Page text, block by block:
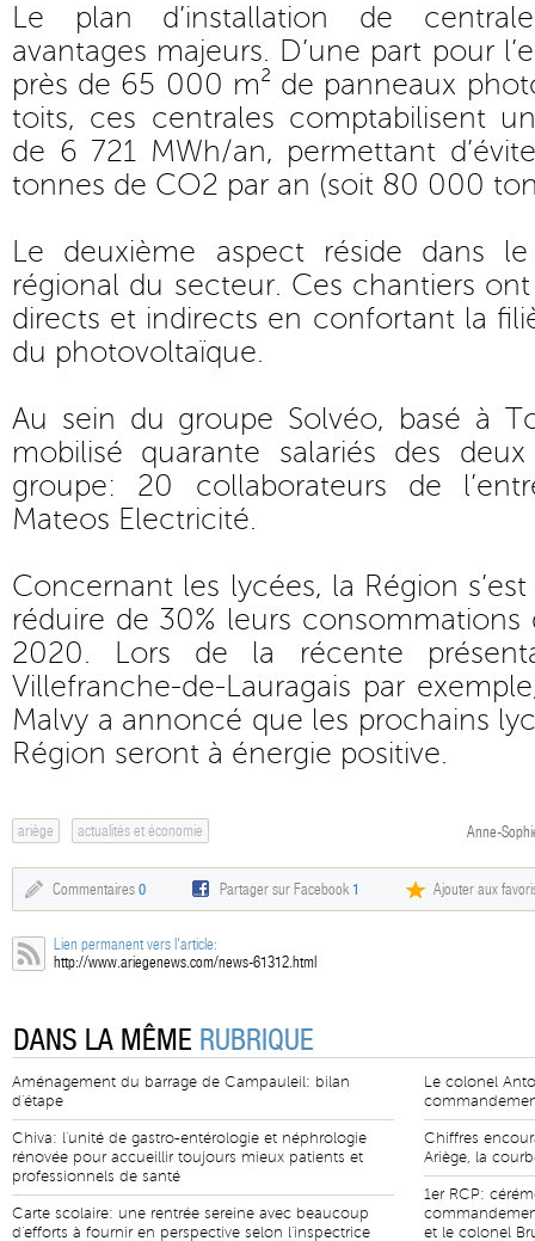
Le plan d’installation de
avantages majeurs. D’une part pour
près de 65 000 m² de panneaux
toits, ces centrales comptabilisent
de 6 721 MWh/an, permettant
tonnes de CO2 par an (soit 80 000
Le deuxième aspect réside dans
régional du secteur. Ces chantiers
directs et indirects en confortant la
du photovoltaïque.
Au sein du groupe Solvéo, basé à
mobilisé quarante salariés des
groupe: 20 collaborateurs de
Mateos Electricité.
Concernant les lycées, la Région
réduire de 30% leurs consommations
2020. Lors de la récente
Villefranche-de-Lauragais par
Malvy a annoncé que les prochains
Région seront à énergie positive.
ariège actualités et économie Anne-
Commentaires 0 Partager sur Facebook1 Ajouter aux
Lien permanent vers l'article:
http://www.ariegenews.com/news-61312.html
DANS LA MÊME RUBRIQUE
Aménagement du barrage de Campauleil: bilan
d'étape
Chiva: l'unité de gastro-entérologie et néphrologie
rénovée pour accueillir toujours mieux patients et
professionnels de santé
Carte scolaire: une rentrée sereine avec beaucoup
d'efforts à fournir en perspective selon l'inspectrice
Le colonel
Chiffres
Ariège, la
1er RCP:
et le colonel